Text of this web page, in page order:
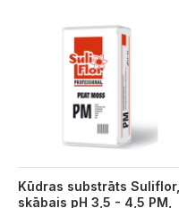
Kūdras substrāts Suliflor,
skābais pH 3,5 - 4,5 PM,